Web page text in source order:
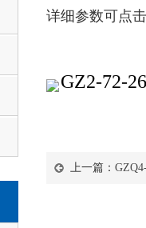
详细参数可点
GZ2-72-
上一篇：